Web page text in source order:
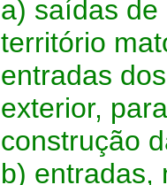
a) saídas
território
entradas
exterior,
construção
b) entradas,